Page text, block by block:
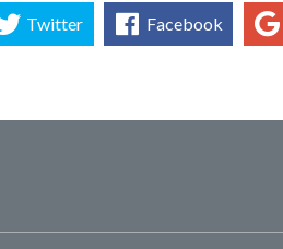
Twitter Facebook